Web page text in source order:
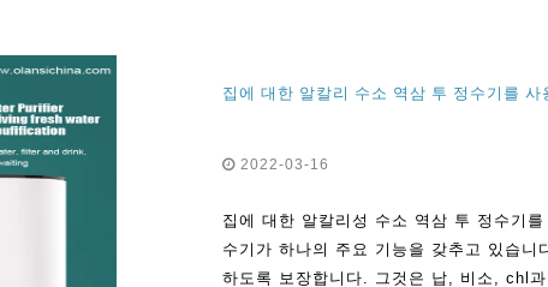
집에 대한 알칼리 수소 역삼 투 정수기를 사
2022-03-16
집에 대한 알칼리성 수소 역삼 투 정수기
수기가 하나의 주요 기능을 갖추고 있습
하도록 보장합니다. 그것은 납, 비소, chl